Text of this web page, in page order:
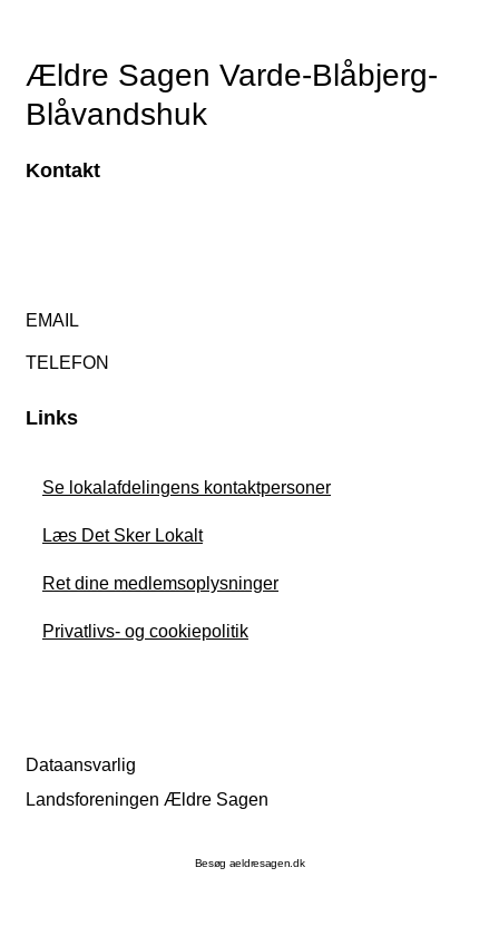
Ældre Sagen Varde-Blåbjerg-
Blåvandshuk
Kontakt
EMAIL
TELEFON
Links
Se lokalafdelingens kontaktpersoner
Læs Det Sker Lokalt
Ret dine medlemsoplysninger
Privatlivs- og cookiepolitik
Dataansvarlig
Landsforeningen Ældre Sagen
Besøg aeldresagen.dk